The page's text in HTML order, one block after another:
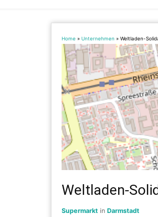
Home » Unternehmen » Weltladen-
Weltladen-
Supermarkt in Darmstadt